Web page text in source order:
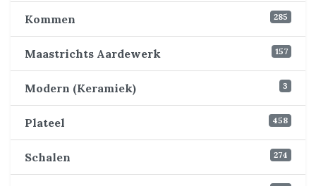
Kommen 285
Maastrichts Aardewerk 157
Modern (Keramiek) 3
Plateel 458
Schalen 274